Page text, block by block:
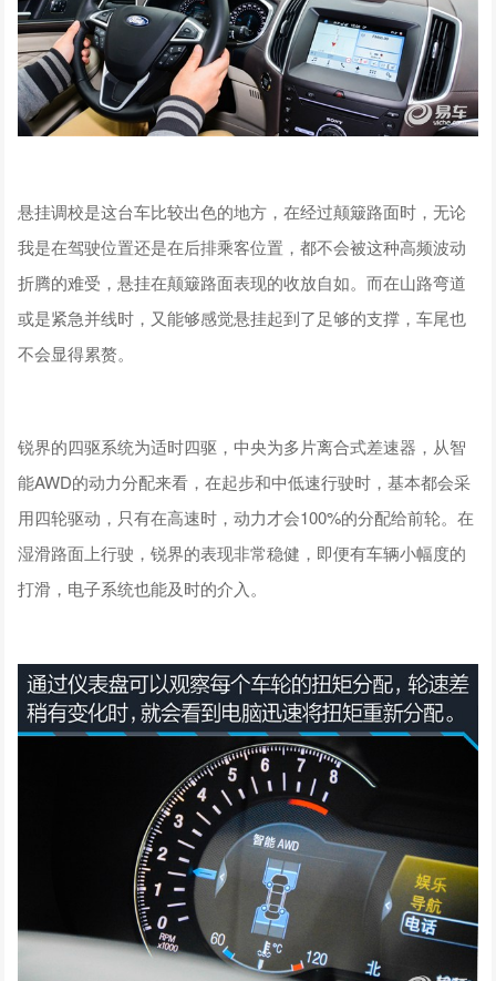
悬挂调校是这台车比较出色的地方，在经过颠簸路面时，无论
我是在驾驶位置还是在后排乘客位置，都不会被这种高频波动
折腾的难受，悬挂在颠簸路面表现的收放自如。而在山路弯道
或是紧急并线时，又能够感觉悬挂起到了足够的支撑，车尾也
不会显得累赘。
锐界的四驱系统为适时四驱，中央为多片离合式差速器，从智
能AWD的动力分配来看，在起步和中低速行驶时，基本都会采
用四轮驱动，只有在高速时，动力才会100%的分配给前轮。在
湿滑路面上行驶，锐界的表现非常稳健，即便有车辆小幅度的
打滑，电子系统也能及时的介入。